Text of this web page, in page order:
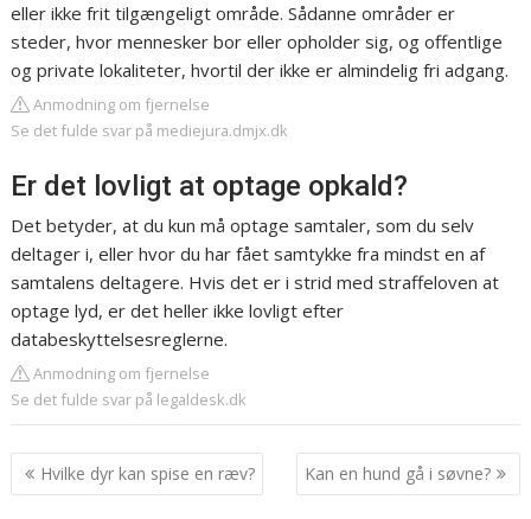
eller ikke frit tilgængeligt område. Sådanne områder er
steder, hvor mennesker bor eller opholder sig, og offentlige
og private lokaliteter, hvortil der ikke er almindelig fri adgang.
Anmodning om fjernelse
Se det fulde svar på mediejura.dmjx.dk
Er det lovligt at optage opkald?
Det betyder, at du kun må optage samtaler, som du selv
deltager i, eller hvor du har fået samtykke fra mindst en af
samtalens deltagere. Hvis det er i strid med straffeloven at
optage lyd, er det heller ikke lovligt efter
databeskyttelsesreglerne.
Anmodning om fjernelse
Se det fulde svar på legaldesk.dk
Indlægsnavigation
Hvilke dyr kan spise en ræv? Kan en hund gå i søvne?